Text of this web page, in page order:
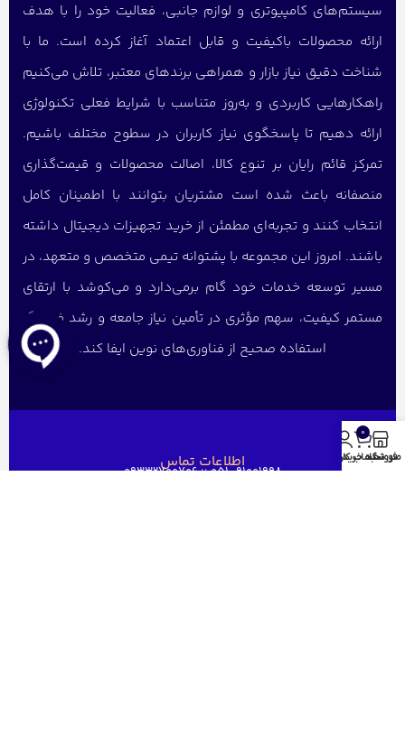
سیستم‌های کامپیوتری و لوازم جانبی، فعالیت خود را با هدف
ارائه محصولات باکیفیت و قابل اعتماد آغاز کرده است. ما با
شناخت دقیق نیاز بازار و همراهی برندهای معتبر، تلاش می‌کنیم
راهکارهایی کاربردی و به‌روز متناسب با شرایط فعلی تکنولوژی
ارائه دهیم تا پاسخگوی نیاز کاربران در سطوح مختلف باشیم.
تمرکز قائم رایان بر تنوع کالا، اصالت محصولات و قیمت‌گذاری
منصفانه باعث شده است مشتریان بتوانند با اطمینان کامل
انتخاب کنند و تجربه‌ای مطمئن از خرید تجهیزات دیجیتال داشته
باشند. امروز این مجموعه با پشتوانه تیمی متخصص و متعهد، در
مسیر توسعه خدمات خود گام برمی‌دارد و می‌کوشد با ارتقای
مستمر کیفیت، سهم مؤثری در تأمین نیاز جامعه و رشد فرهنگ
استفاده صحیح از فناوری‌های نوین ایفا کند.
اطلاعات تماس051-91001998 ؛؛ 09332700706
منوفروشگاه
0
سبد خرید
حساب کاربری من